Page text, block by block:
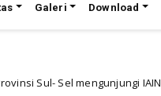
Galeri Download
Sel mengunjungi IAIN Parepare